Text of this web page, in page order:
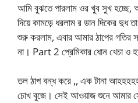
আমি বুঝতে পারলাম ওর খুব সুখ হচ্ছে,
দিয়ে কামড়ে ধরলাম র ডান দিকের দুধ
শুরু করলাম, এবার আমার ঠাপের গতির
না। Part 2 প্রেমিকার ধোন খেচা ও
তল ঠাপ বন্ধ করে ,, এক টানা
চোখ বুজে। সেই আওয়াজ শুনে আমার